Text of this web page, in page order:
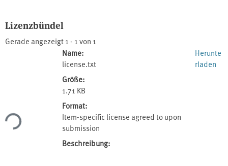
Lizenzbündel
Gerade angezeigt1 - 1 von 1
Lade...
Name:
license.txt
Größe:
1.71 KB
Format:
Item-specific license agreed to upon
submission
Beschreibung:
Herunte
rladen